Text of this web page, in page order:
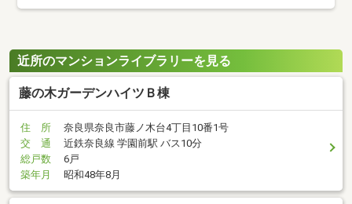
近所のマンションライブラリーを見る
藤の木ガーデンハイツＢ棟
住 所
奈良県奈良市藤ノ木台4丁目10番1号
交 通
近鉄奈良線 学園前駅 バス10分
総戸数
6戸
築年月
昭和48年8月